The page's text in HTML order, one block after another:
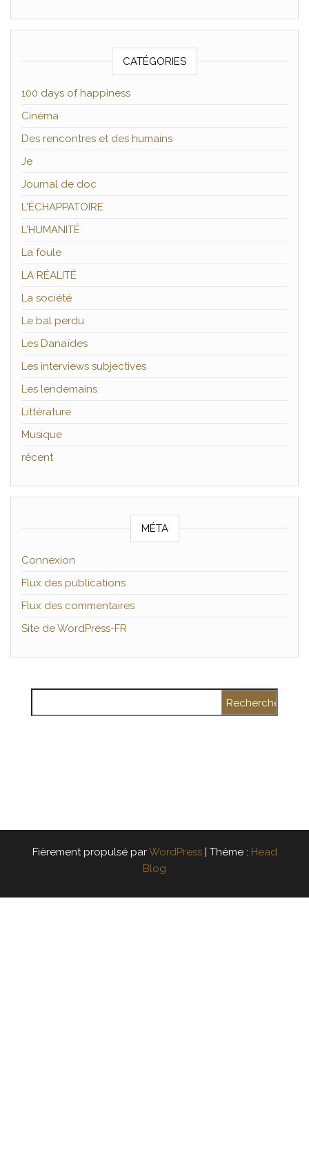
CATÉGORIES
100 days of happiness
Cinéma
Des rencontres et des humains
Je
Journal de doc
L'ÉCHAPPATOIRE
L'HUMANITÉ
La foule
LA RÉALITÉ
La société
Le bal perdu
Les Danaïdes
Les interviews subjectives
Les lendemains
Littérature
Musique
récent
MÉTA
Connexion
Flux des publications
Flux des commentaires
Site de WordPress-FR
Fièrement propulsé parWordPress | Thème : Head
Blog